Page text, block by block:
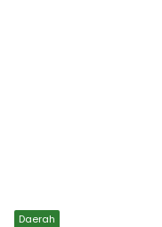
Daerah